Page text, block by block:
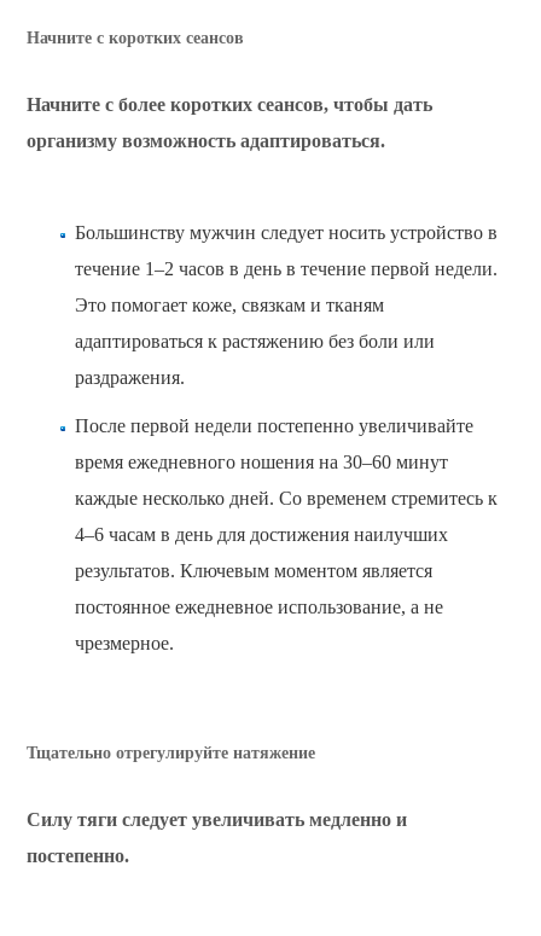
Начните с коротких сеансов
Начните с более коротких сеансов, чтобы дать
организму возможность адаптироваться.
Большинству мужчин следует носить устройство в
течение 1–2 часов в день в течение первой недели.
Это помогает коже, связкам и тканям
адаптироваться к растяжению без боли или
раздражения.
После первой недели постепенно увеличивайте
время ежедневного ношения на 30–60 минут
каждые несколько дней. Со временем стремитесь к
4–6 часам в день для достижения наилучших
результатов. Ключевым моментом является
постоянное ежедневное использование, а не
чрезмерное.
Тщательно отрегулируйте натяжение
Силу тяги следует увеличивать медленно и
постепенно.